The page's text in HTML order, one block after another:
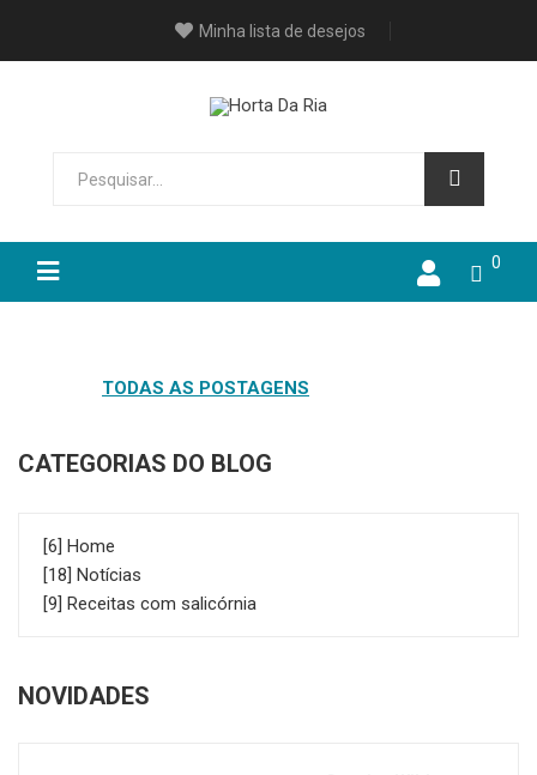
Minha lista de desejos
0
TODAS AS POSTAGENS
CATEGORIAS DO BLOG
[6] Home
[18] Notícias
[9] Receitas com salicórnia
NOVIDADES